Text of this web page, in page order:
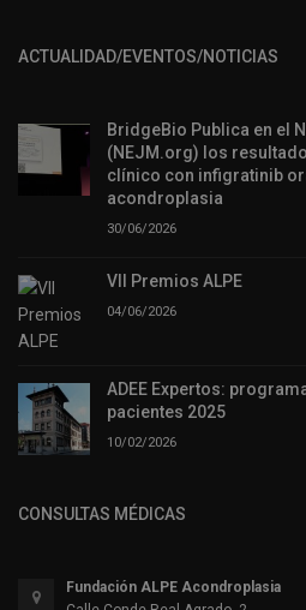
ACTUALIDAD/EVENTOS/NOTICIAS
BridgeBio Publica en el
(NEJM.org) los
clínico con infigratinib
acondroplasia
30/06/2026
VII Premios ALPE
04/06/2026
ADEE Expertos:
pacientes 2025
10/02/2026
CONSULTAS MÉDICAS
Fundación ALPE Acondroplasia